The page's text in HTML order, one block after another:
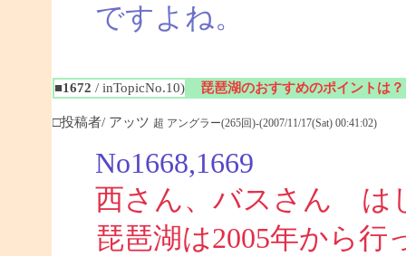
ですよね。
■1672 / inTopicNo.10) 琵琶湖のおすすめのポイントは？
□投稿者/ アッツ 超 アングラー(265回)-(2007/11/17(Sat) 00:41:02)
No1668,1669
西さん、バスさん は
琵琶湖は2005年から行